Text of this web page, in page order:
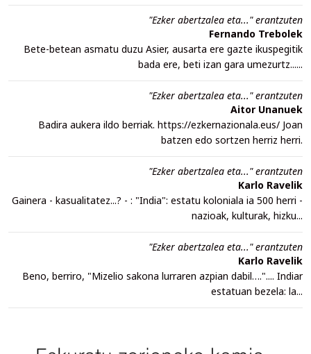
"Ezker abertzalea eta..." erantzuten
Fernando Trebolek
Bete-betean asmatu duzu Asier, ausarta ere gazte ikuspegitik
bada ere, beti izan gara umezurtz......
"Ezker abertzalea eta..." erantzuten
Aitor Unanuek
Badira aukera ildo berriak. https://ezkernazionala.eus/ Joan
batzen edo sortzen herriz herri.
"Ezker abertzalea eta..." erantzuten
Karlo Ravelik
Gainera - kasualitatez...? - : "India": estatu koloniala ia 500 herri -
nazioak, kulturak, hizku...
"Ezker abertzalea eta..." erantzuten
Karlo Ravelik
Beno, berriro, "Mizelio sakona lurraren azpian dabil….".... Indiar
estatuan bezela: la...